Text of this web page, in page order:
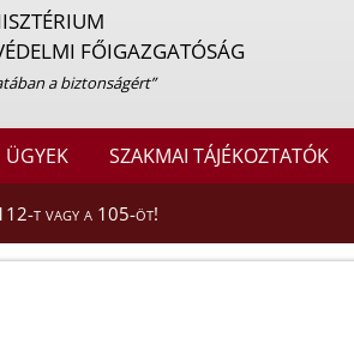
FŐIGAZGATÓSÁG
a biztonságért”
ÜGYEK SZAKMAI TÁJÉKOZTATÓK
t vagy a 105-öt!